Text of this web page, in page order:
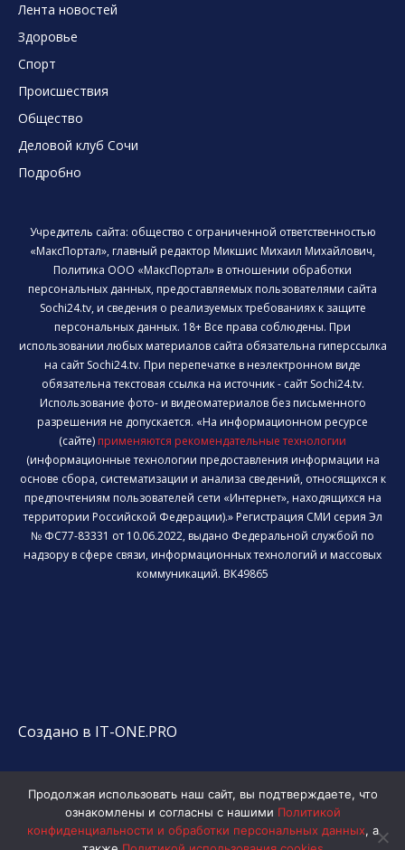
Лента новостей
Здоровье
Спорт
Происшествия
Общество
Деловой клуб Сочи
Подробно
Учредитель сайта: общество с ограниченной ответственностью
«МаксПортал», главный редактор Микшис Михаил Михайлович,
Политика ООО «МаксПортал» в отношении обработки
персональных данных, предоставляемых пользователями сайта
Sochi24.tv, и сведения о реализуемых требованиях к защите
персональных данных. 18+ Все права соблюдены. При
использовании любых материалов сайта обязательна гиперссылка
на сайт Sochi24.tv. При перепечатке в неэлектронном виде
обязательна текстовая ссылка на источник - сайт Sochi24.tv.
Использование фото- и видеоматериалов без письменного
разрешения не допускается. «На информационном ресурсе
(сайте) применяются рекомендательные технологии
(информационные технологии предоставления информации на
основе сбора, систематизации и анализа сведений, относящихся к
предпочтениям пользователей сети «Интернет», находящихся на
территории Российской Федерации).» Регистрация СМИ серия Эл
№ ФС77-83331 от 10.06.2022, выдано Федеральной службой по
надзору в сфере связи, информационных технологий и массовых
коммуникаций. ВК49865
Создано в IT-ONE.PRO
Продолжая использовать наш сайт, вы подтверждаете, что
ознакомлены и согласны с нашими Политикой
конфиденциальности и обработки персональных данных, а